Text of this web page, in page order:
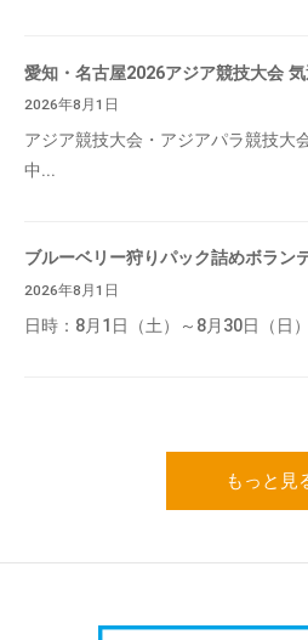
愛知・名古屋2026アジア競技大会 気
2026年8月1日
アジア競技大会・アジアパラ競技大
中...
ブルーベリー狩りパック詰めボラン
2026年8月1日
日時：8月1日（土）～8月30日（日
もっと見